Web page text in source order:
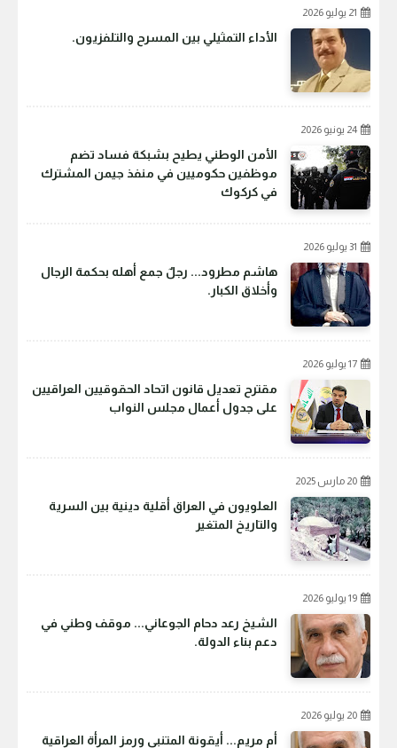
21 يوليو 2026
الأداء التمثيلي بين المسرح والتلفزيون.
24 يونيو 2026
الأمن الوطني يطيح بشبكة فساد تضم
موظفين حكوميين في منفذ جيمن المشترك
في كركوك
31 يوليو 2026
هاشم مطرود... رجلٌ جمع أهله بحكمة الرجال
وأخلاق الكبار.
17 يوليو 2026
مقترح تعديل قانون اتحاد الحقوقيين العراقيين
على جدول أعمال مجلس النواب
20 مارس 2025
العلويون في العراق أقلية دينية بين السرية
والتاريخ المتغير
19 يوليو 2026
الشيخ رعد دحام الجوعاني... موقف وطني في
دعم بناء الدولة.
20 يوليو 2026
أم مريم... أيقونة المتنبي ورمز المرأة العراقية